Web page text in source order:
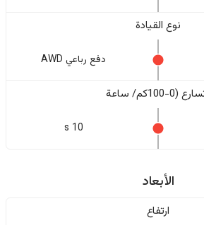
نوع القيادة
دفع رباعي AWD
(0-100كم/ ساعة
10 s
الأبعاد
ارتفاع